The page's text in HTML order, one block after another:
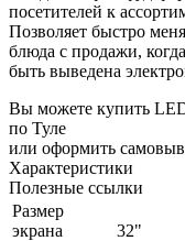
посетителей к
Позволяет быстро
блюда с продажи,
быть выведена
Вы можете купить
по Туле
или оформить
Характеристики
Полезные ссылки
Размер
экрана
32"